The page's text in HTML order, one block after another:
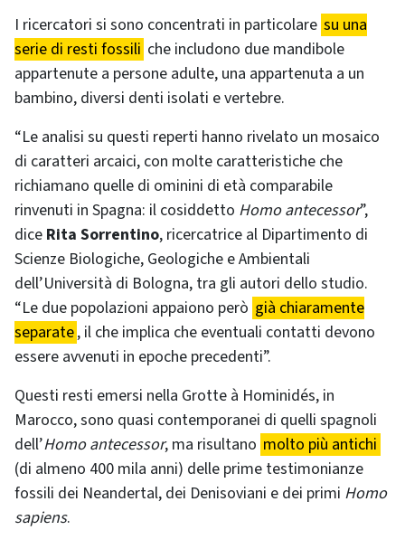
I ricercatori si sono concentrati in particolare su una
serie di resti fossili che includono due mandibole
appartenute a persone adulte, una appartenuta a un
bambino, diversi denti isolati e vertebre.
“Le analisi su questi reperti hanno rivelato un mosaico
di caratteri arcaici, con molte caratteristiche che
richiamano quelle di ominini di età comparabile
rinvenuti in Spagna: il cosiddetto Homo antecessor”,
dice Rita Sorrentino, ricercatrice al Dipartimento di
Scienze Biologiche, Geologiche e Ambientali
dell’Università di Bologna, tra gli autori dello studio.
“Le due popolazioni appaiono però già chiaramente
separate, il che implica che eventuali contatti devono
essere avvenuti in epoche precedenti”.
Questi resti emersi nella Grotte à Hominidés, in
Marocco, sono quasi contemporanei di quelli spagnoli
dell’Homo antecessor, ma risultano molto più antichi
(di almeno 400 mila anni) delle prime testimonianze
fossili dei Neandertal, dei Denisoviani e dei primi Homo
sapiens.